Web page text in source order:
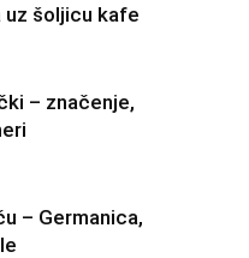
uz šoljicu kafe
– značenje,
– Germanica,